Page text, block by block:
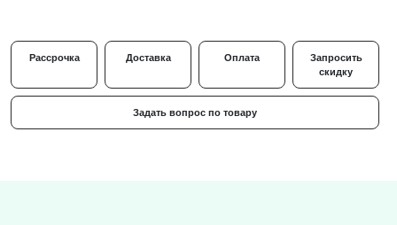
Рассрочка Доставка Оплата
Запросить
скидку
Задать вопрос по товару